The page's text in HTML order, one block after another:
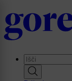
to
main
content